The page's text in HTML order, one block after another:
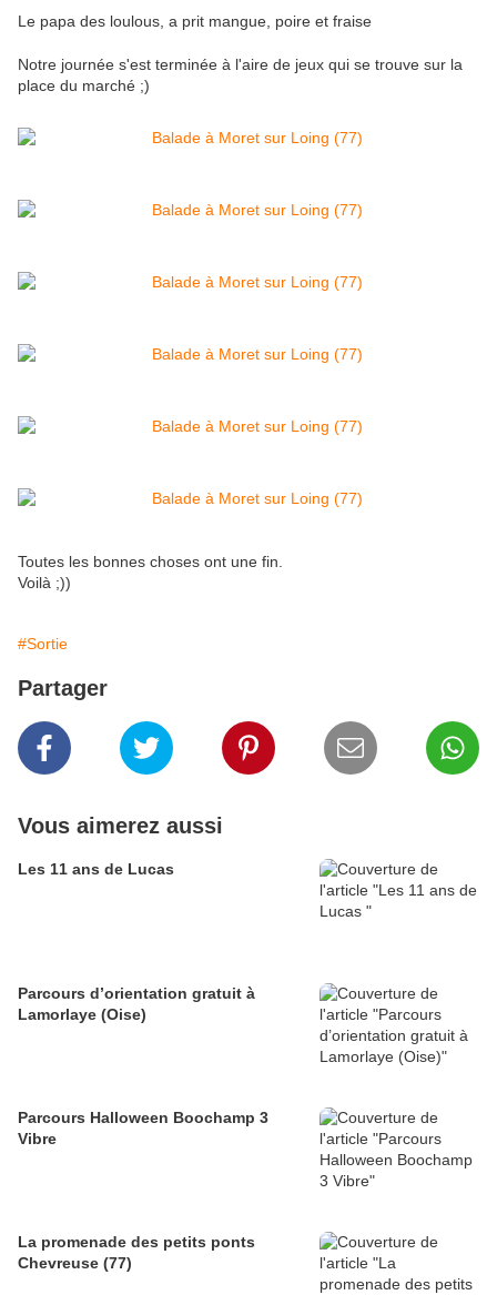
Le papa des loulous, a prit mangue, poire et fraise
Notre journée s'est terminée à l'aire de jeux qui se trouve sur la
place du marché ;)
Toutes les bonnes choses ont une fin.
Voilà ;))
#Sortie
Partager
Vous aimerez aussi
Les 11 ans de Lucas
Parcours d’orientation gratuit à
Lamorlaye (Oise)
Parcours Halloween Boochamp 3
Vibre
La promenade des petits ponts
Chevreuse (77)